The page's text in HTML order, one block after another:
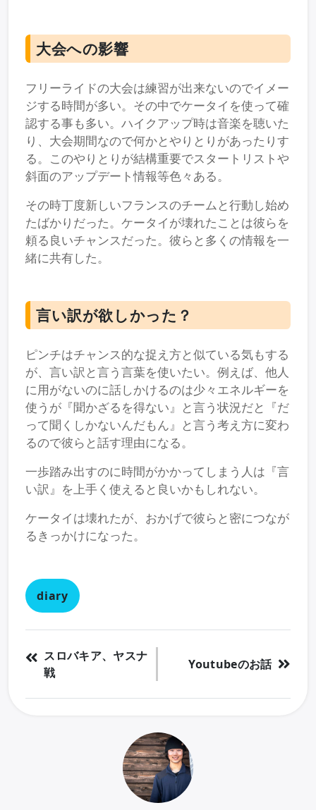
大会への影響
フリーライドの大会は練習が出来ないのでイメー
ジする時間が多い。その中でケータイを使って確
認する事も多い。ハイクアップ時は音楽を聴いた
り、大会期間なので何かとやりとりがあったりす
る。このやりとりが結構重要でスタートリストや
斜面のアップデート情報等色々ある。
その時丁度新しいフランスのチームと行動し始め
たばかりだった。ケータイが壊れたことは彼らを
頼る良いチャンスだった。彼らと多くの情報を一
緒に共有した。
言い訳が欲しかった？
ピンチはチャンス的な捉え方と似ている気もする
が、言い訳と言う言葉を使いたい。例えば、他人
に用がないのに話しかけるのは少々エネルギーを
使うが『聞かざるを得ない』と言う状況だと『だ
って聞くしかないんだもん』と言う考え方に変わ
るので彼らと話す理由になる。
一歩踏み出すのに時間がかかってしまう人は『言
い訳』を上手く使えると良いかもしれない。
ケータイは壊れたが、おかげで彼らと密につなが
るきっかけになった。
diary
スロバキア、ヤスナ
戦
Youtubeのお話